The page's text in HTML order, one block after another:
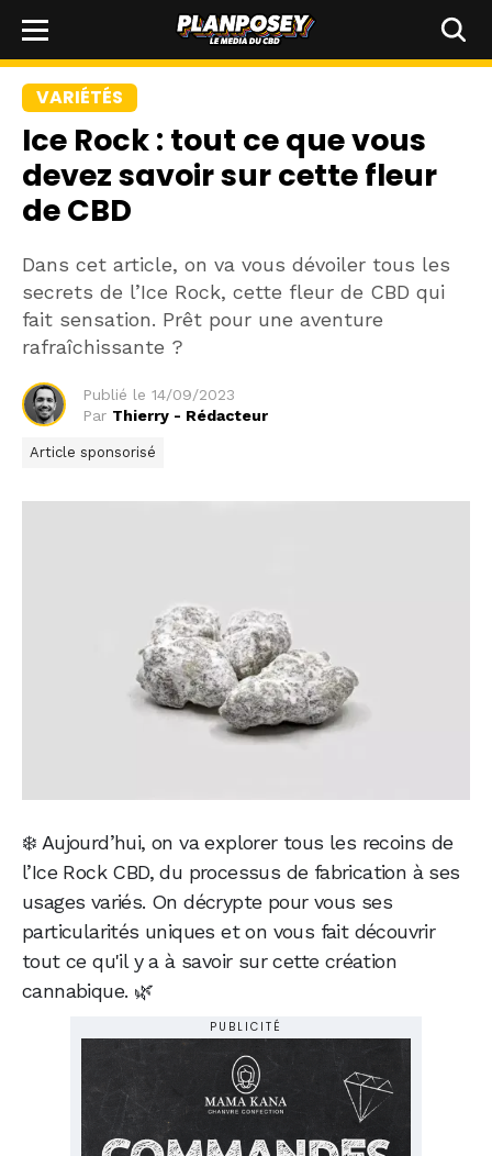
VARIÉTÉS
Ice Rock : tout ce que vous
devez savoir sur cette fleur
de CBD
Dans cet article, on va vous dévoiler tous les
secrets de l’Ice Rock, cette fleur de CBD qui
fait sensation. Prêt pour une aventure
rafraîchissante ?
Publié le 14/09/2023
Par Thierry - Rédacteur
Article sponsorisé
❄️ Aujourd’hui, on va explorer tous les recoins de
l’Ice Rock CBD, du processus de fabrication à ses
usages variés. On décrypte pour vous ses
particularités uniques et on vous fait découvrir
tout ce qu'il y a à savoir sur cette création
cannabique. 🌿
PUBLICITÉ